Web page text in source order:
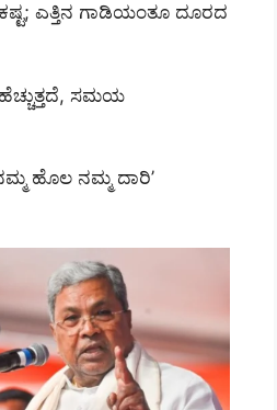
ಎತ್ತಿನ ಗಾಡಿಯಂತೂ ದೂರದ
ಸಮಯ
ಹೊಲ ನಮ್ಮ ದಾರಿ’